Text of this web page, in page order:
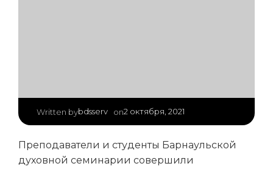
Written bybdsserv on2 октября, 2021
Преподаватели и студенты Барнаульской
духовной семинарии совершили